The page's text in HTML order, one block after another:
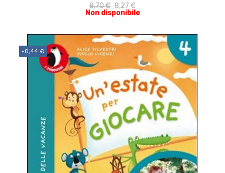
8,70 € 8,27 €
Non disponibile
-0,44 €